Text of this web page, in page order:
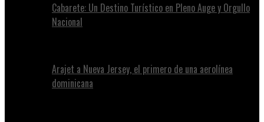
Cabarete: Un Destino Turístico en Pleno Auge y Orgullo
Nacional
Arajet a Nueva Jersey, el primero de una aerolínea
dominicana